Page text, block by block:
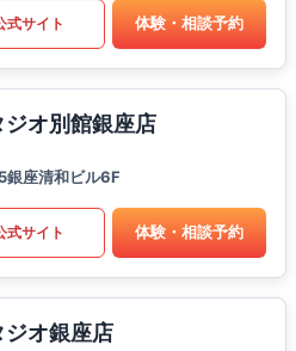
式サイト 体験・相談予約
オ別館銀座店
銀座清和ビル6F
式サイト 体験・相談予約
オ銀座店